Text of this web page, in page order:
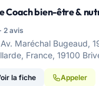
Coach bien-être &
2 avis
Maréchal Bugeaud,
France, 19100
la fiche Appeler